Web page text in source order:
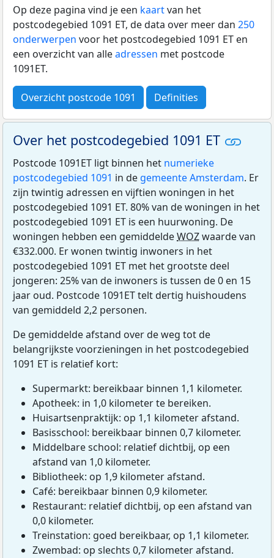
Op deze pagina vind je een kaartvan het
postcodegebied 1091 ET, de data over meer dan 250
onderwerpen voor het postcodegebied 1091 ET en
een overzicht van alleadressen met postcode
1091ET.
Overzicht postcode 1091 Definities
Over het postcodegebied 1091 ET
Postcode 1091ET ligt binnen het numerieke
postcodegebied 1091 in de gemeente Amsterdam. Er
zijn twintig adressen en vijftien woningen in het
postcodegebied 1091 ET. 80% van de woningen in het
postcodegebied 1091 ET is een huurwoning. De
woningen hebben een gemiddeldeWOZwaarde van
€332.000. Er wonen twintig inwoners in het
postcodegebied 1091 ET met het grootste deel
jongeren: 25% van de inwoners is tussen de 0 en 15
jaar oud. Postcode 1091ET telt dertig huishoudens
van gemiddeld 2,2 personen.
De gemiddelde afstand over de weg tot de
belangrijkste voorzieningen in het postcodegebied
1091 ET is relatief kort:
Supermarkt: bereikbaar binnen 1,1 kilometer.
Apotheek: in 1,0 kilometer te bereiken.
Huisartsenpraktijk: op 1,1 kilometer afstand.
Basisschool: bereikbaar binnen 0,7 kilometer.
Middelbare school: relatief dichtbij, op een
afstand van 1,0 kilometer.
Bibliotheek: op 1,9 kilometer afstand.
Café: bereikbaar binnen 0,9 kilometer.
Restaurant: relatief dichtbij, op een afstand van
0,0 kilometer.
Treinstation: goed bereikbaar, op 1,1 kilometer.
Zwembad: op slechts 0,7 kilometer afstand.